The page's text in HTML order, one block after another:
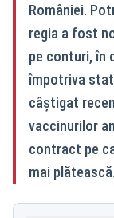
României.
regia a fost
pe conturi, în
împotriva
câștigat
vaccinurilor
contract pe
mai plătească.